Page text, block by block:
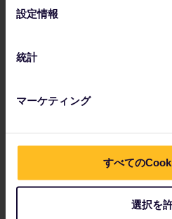
設定情報
統計
マーケティング
すべての
選択を
ヨーロッパの通貨